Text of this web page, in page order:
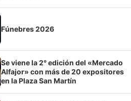
Fúnebres 2026
Se viene la 2° edición del «Mercado
Alfajor» con más de 20 expositores
en la Plaza San Martín